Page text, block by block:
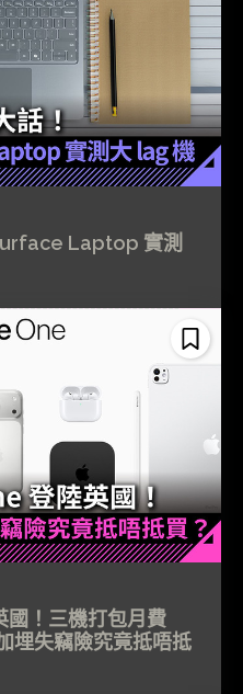
Laptop 實測
！三機打包月費
失竊險究竟抵唔抵